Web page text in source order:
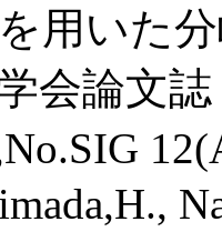
用いた
会論文